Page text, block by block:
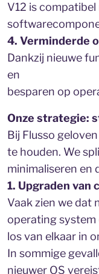
V12 is
4. Verminderde
Dankzij nieuwe
en
besparen op
Onze strategie:
Bij Flusso
te houden. We
minimaliseren en
1. Upgraden van
Vaak zien we dat
operating system
los van elkaar in
In sommige
nieuwer OS